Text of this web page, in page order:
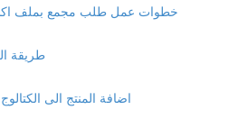
خطوات عمل طلب مجمع بملف
طريقة
اضافة المنتج الى الكتالوج